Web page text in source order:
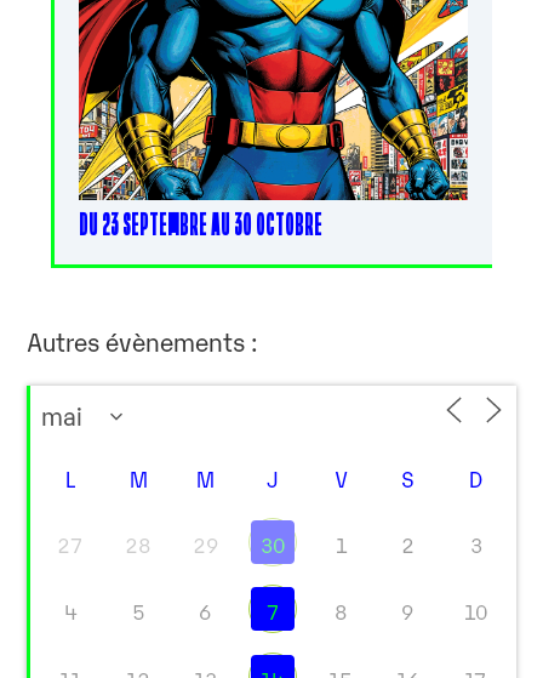
DU 23 SEPTEMBRE AU 30 OCTOBRE
Autres évènements :
L M M J V S D
27 28 29 30 1 2 3
4 5 6 7 8 9 10